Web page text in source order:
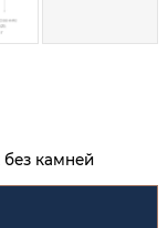
без камней